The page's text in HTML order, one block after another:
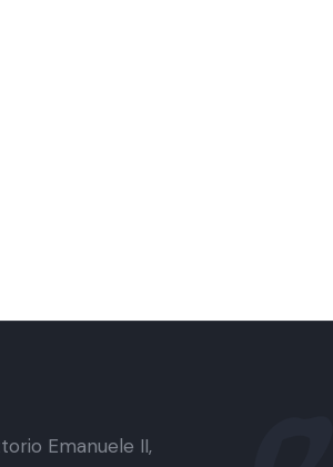
Emanuele II,